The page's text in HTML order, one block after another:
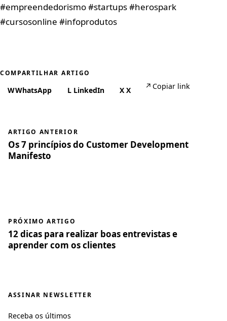
#empreendedorismo #startups #herospark
#cursosonline #infoprodutos
COMPARTILHAR ARTIGO
WWhatsApp L LinkedIn X X ↗ Copiar link
ARTIGO ANTERIOR
Os 7 princípios do Customer Development
Manifesto
PRÓXIMO ARTIGO
12 dicas para realizar boas entrevistas e
aprender com os clientes
ASSINAR NEWSLETTER
Receba os últimos